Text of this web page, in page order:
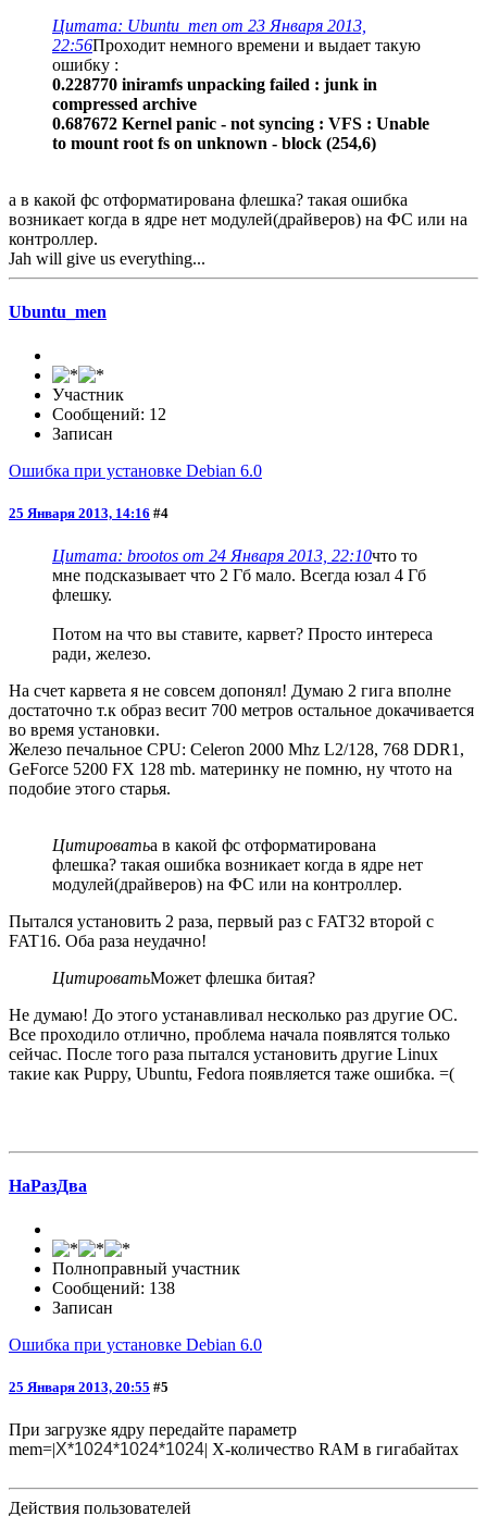
Цитата: Ubuntu_men от 23 Января 2013,
22:56Проходит немного времени и выдает такую
ошибку :
0.228770 iniramfs unpacking failed : junk in
compressed archive
0.687672 Kernel panic - not syncing : VFS : Unable
to mount root fs on unknown - block (254,6)
а в какой фс отформатирована флешка? такая ошибка
возникает когда в ядре нет модулей(драйверов) на ФС или на
контроллер.
Jah will give us everything...
Ubuntu_men
Участник
Сообщений: 12
Записан
Ошибка при установке Debian 6.0
25 Января 2013, 14:16 #4
Цитата: brootos от 24 Января 2013, 22:10что то
мне подсказывает что 2 Гб мало. Всегда юзал 4 Гб
флешку.
Потом на что вы ставите, карвет? Просто интереса
ради, железо.
На счет карвета я не совсем допонял! Думаю 2 гига вполне
достаточно т.к образ весит 700 метров остальное докачивается
во время установки.
Железо печальное CPU: Celeron 2000 Mhz L2/128, 768 DDR1,
GeForce 5200 FX 128 mb. материнку не помню, ну чтото на
подобие этого старья.
Цитироватьа в какой фс отформатирована
флешка? такая ошибка возникает когда в ядре нет
модулей(драйверов) на ФС или на контроллер.
Пытался установить 2 раза, первый раз с FAT32 второй с
FAT16. Оба раза неудачно!
ЦитироватьМожет флешка битая?
Не думаю! До этого устанавливал несколько раз другие ОС.
Все проходило отлично, проблема начала появлятся только
сейчас. После того раза пытался установить другие Linux
такие как Puppy, Ubuntu, Fedora появляется таже ошибка. =(
НаРазДва
Полноправный участник
Сообщений: 138
Записан
Ошибка при установке Debian 6.0
25 Января 2013, 20:55 #5
При загрузке ядру передайте параметр
mem=|X*1024*1024*1024| X-количество RAM в гигабайтах
Действия пользователей